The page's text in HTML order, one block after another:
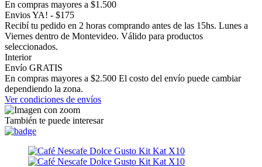
En compras mayores a $1.500
Envios YA! - $175
Recibí tu pedido en 2 horas comprando antes de las 15hs. Lunes a
Viernes dentro de Montevideo. Válido para productos
seleccionados.
Interior
Envío GRATIS
En compras mayores a $2.500 El costo del envío puede cambiar
dependiendo la zona.
Ver condiciones de envíos
También te puede interesar